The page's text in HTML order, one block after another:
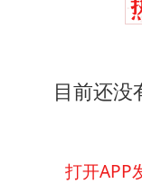
目前还没
打开APP